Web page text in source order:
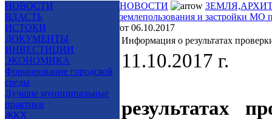
НОВОСТИ
ВЛАСТЬ
ИСТОКИ
ДОКУМЕНТЫ
ИНВЕСТИЦИИ
ЭКОНОМИКА
Формирование городской
среды
Лучшие муниципальные
практики
ЖКХ
НОВОСТИ
землепользования и застройки МО
от 06.10.2017
Информация о результатах
11.10.2017 г.
результатах